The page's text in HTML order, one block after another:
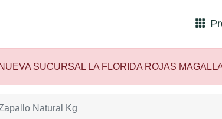
SUCURSAL LA FLORIDA ROJAS
Natural Kg